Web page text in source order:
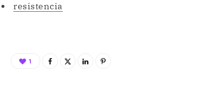
resistencia
1